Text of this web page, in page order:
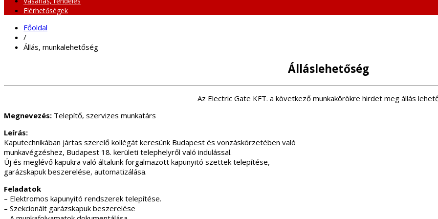
Elérhetőségek
Főoldal
/
Állás, munkalehetőség
Álláslehetőség
Az Electric Gate KFT. a következő munkakörökre hirdet meg állás
Megnevezés: Telepítő, szervizes munkatárs
Leírás:
Kaputechnikában jártas szerelő kollégát keresünk Budapest és vonzáskörzetében való
munkavégzéshez, Budapest 18. kerületi telephelyről való indulással.
Új és meglévő kapukra való általunk forgalmazott kapunyitó szettek telepítése,
garázskapuk beszerelése, automatizálása.
Feladatok
– Elektromos kapunyitó rendszerek telepítése.
– Szekcionált garázskapuk beszerelése